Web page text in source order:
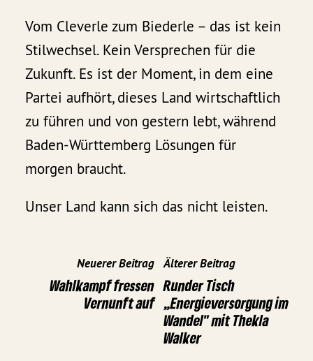
Vom Cleverle zum Biederle – das ist kein
Stilwechsel. Kein Versprechen für die
Zukunft. Es ist der Moment, in dem eine
Partei aufhört, dieses Land wirtschaftlich
zu führen und von gestern lebt, während
Baden-Württemberg Lösungen für
morgen braucht.
Unser Land kann sich das nicht leisten.
Neuerer Beitrag
Wahlkampf fressen
Vernunft auf
Älterer Beitrag
Runder Tisch
„Energieversorgung im
Wandel" mit Thekla
Walker